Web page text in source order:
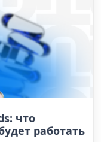
что
работать